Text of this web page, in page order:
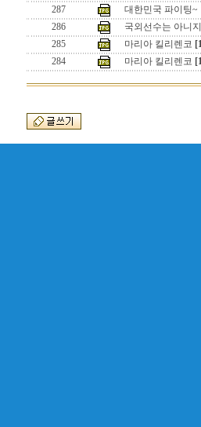
287
대한민국 파이팅~
286
국외선수는 아니
285
마리아 킬리렌코
284
마리아 킬리렌코